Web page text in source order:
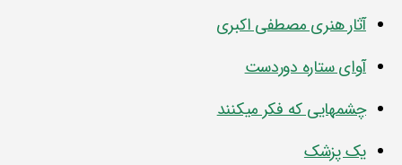
آثار هنری مصطفی اکبری
آوای ستاره دوردست
چشمهایی که فکر میکنند
یک پزشک